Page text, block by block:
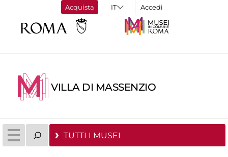
Acquista Accedi
VILLA DI MASSENZIO
TUTTI I MUSEI